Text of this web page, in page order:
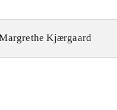
Kjærgaard